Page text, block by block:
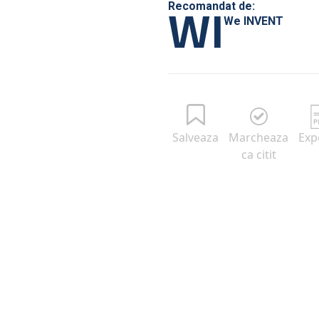
Recomandat de:
WIWe INVENT
Salveaza
Marcheaza
ca citit